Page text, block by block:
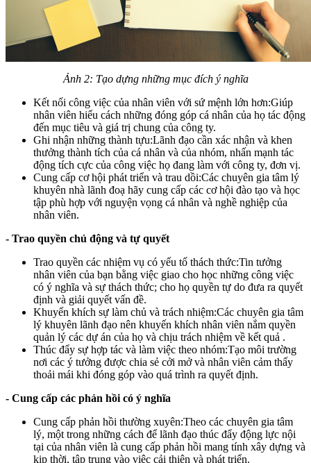
Ảnh 2: Tạo dựng những mục đích ý nghĩa
Kết nối công việc của nhân viên với sứ mệnh lớn hơn:Giúp
nhân viên hiểu cách những đóng góp cá nhân của họ tác động
đến mục tiêu và giá trị chung của công ty.
Ghi nhận những thành tựu:Lãnh đạo cần xác nhận và khen
thưởng thành tích của cá nhân và của nhóm, nhấn mạnh tác
động tích cực của công việc họ đang làm với công ty, đơn vị.
Cung cấp cơ hội phát triển và trau dồi:Các chuyên gia tâm lý
khuyên nhà lãnh đoạ hãy cung cấp các cơ hội đào tạo và học
tập phù hợp với nguyện vọng cá nhân và nghề nghiệp của
nhân viên.
- Trao quyền chủ động và tự quyết
Trao quyền các nhiệm vụ có yếu tố thách thức:Tin tưởng
nhân viên của bạn bằng việc giao cho học những công việc
có ý nghĩa và sự thách thức; cho họ quyền tự do đưa ra quyết
định và giải quyết vấn đề.
Khuyến khích sự làm chủ và trách nhiệm:Các chuyên gia tâm
lý khuyên lãnh đạo nên khuyến khích nhân viên nắm quyền
quản lý các dự án của họ và chịu trách nhiệm về kết quả .
Thúc đẩy sự hợp tác và làm việc theo nhóm:Tạo môi trường
nơi các ý tưởng được chia sẻ cởi mở và nhân viên cảm thấy
thoải mái khi đóng góp vào quá trình ra quyết định.
- Cung cấp các phản hồi có ý nghĩa
Cung cấp phản hồi thường xuyên:Theo các chuyên gia tâm
lý, một trong những cách để lãnh đạo thúc đẩy động lực nội
tại của nhân viên là cung cấp phản hồi mang tính xây dựng và
kịp thời, tập trung vào việc cải thiện và phát triển.